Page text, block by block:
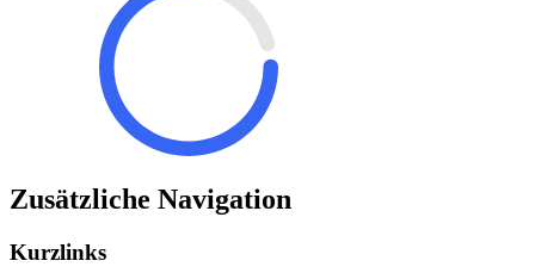
Zusätzliche Navigation
Kurzlinks